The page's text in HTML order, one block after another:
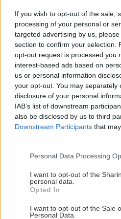
If you wish to opt-out of the sale,
processing of your personal or
targeted advertising by us,
section to confirm your selection.
opt-out request is processed you
interest-based ads based on
us or personal information
your opt-out. You may separately
disclosure of your personal
IAB’s list of downstream
also be disclosed by us to third
Downstream Participants that
Please note that this website/app
not limited to your visit or usage
grant or deny consent to Google
use your data for below specified
consent section.
Personal Data Processing
I want to opt-out of the
personal data.
Opted In
I want to opt-out of the Sale
Personal Data.
- Connected Routing:
cloud που προσφέρει
διαδρομές για οδήγηση
αναζήτηση ελεύθερου
- Προφίλ χρήστη:
προτιμήσεις των χρηστών
όπως η γλώσσα, το
ρυθμίσεις φωνητικής
δημιουργεί μια
οχήματος και της
γρήγορη, σε πραγματικό